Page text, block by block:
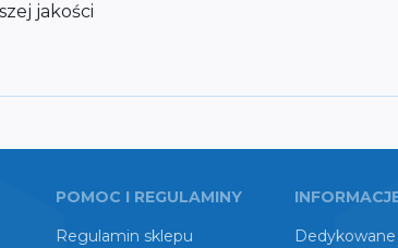
jakości
POMOC I REGULAMINY
Regulamin sklepu